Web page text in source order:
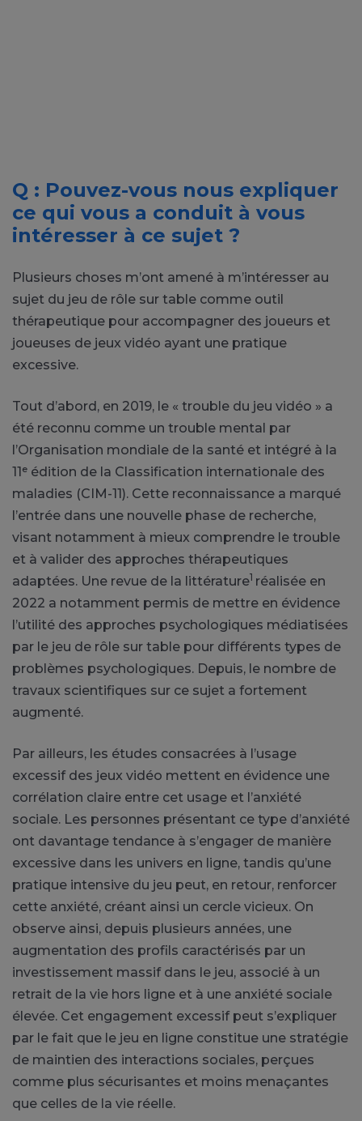
Q : Pouvez-vous nous expliquer
ce qui vous a conduit à vous
intéresser à ce sujet ?
Plusieurs choses m’ont amené à m’intéresser au
sujet du jeu de rôle sur table comme outil
thérapeutique pour accompagner des joueurs et
joueuses de jeux vidéo ayant une pratique
excessive.
Tout d’abord, en 2019, le « trouble du jeu vidéo » a
été reconnu comme un trouble mental par
l’Organisation mondiale de la santé et intégré à la
11ᵉ édition de la Classification internationale des
maladies (CIM-11). Cette reconnaissance a marqué
l’entrée dans une nouvelle phase de recherche,
visant notamment à mieux comprendre le trouble
et à valider des approches thérapeutiques
adaptées. Une revue de la littérature1 réalisée en
2022 a notamment permis de mettre en évidence
l’utilité des approches psychologiques médiatisées
par le jeu de rôle sur table pour différents types de
problèmes psychologiques. Depuis, le nombre de
travaux scientifiques sur ce sujet a fortement
augmenté.
Par ailleurs, les études consacrées à l’usage
excessif des jeux vidéo mettent en évidence une
corrélation claire entre cet usage et l’anxiété
sociale. Les personnes présentant ce type d’anxiété
ont davantage tendance à s’engager de manière
excessive dans les univers en ligne, tandis qu’une
pratique intensive du jeu peut, en retour, renforcer
cette anxiété, créant ainsi un cercle vicieux. On
observe ainsi, depuis plusieurs années, une
augmentation des profils caractérisés par un
investissement massif dans le jeu, associé à un
retrait de la vie hors ligne et à une anxiété sociale
élevée. Cet engagement excessif peut s’expliquer
par le fait que le jeu en ligne constitue une stratégie
de maintien des interactions sociales, perçues
comme plus sécurisantes et moins menaçantes
que celles de la vie réelle.